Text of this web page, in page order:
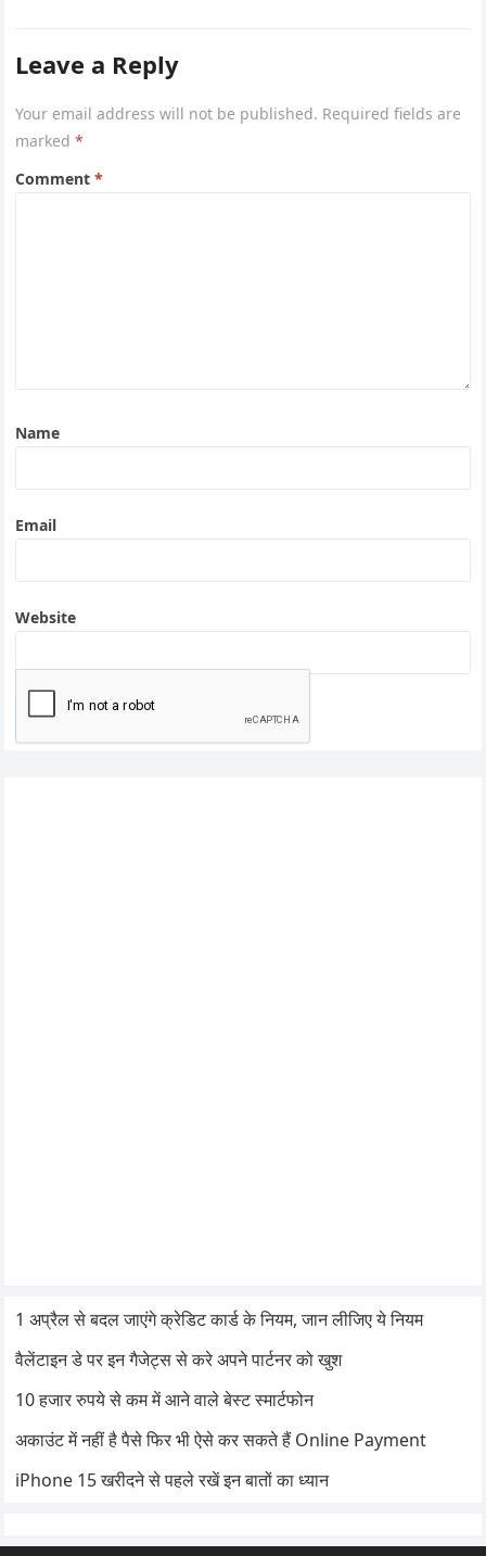
Leave a Reply
Your email address will not be published. Required fields are
marked*
Comment*
Name
Email
Website
1 अप्रैल से बदल जाएंगे क्रेडिट कार्ड के नियम, जान लीजिए ये नियम
वैलेंटाइन डे पर इन गैजेट्स से करे अपने पार्टनर को खुश
10 हजार रुपये से कम में आने वाले बेस्ट स्मार्टफोन
अकाउंट में नहीं है पैसे फिर भी ऐसे कर सकते हैं Online Payment
iPhone 15 खरीदने से पहले रखें इन बातों का ध्यान